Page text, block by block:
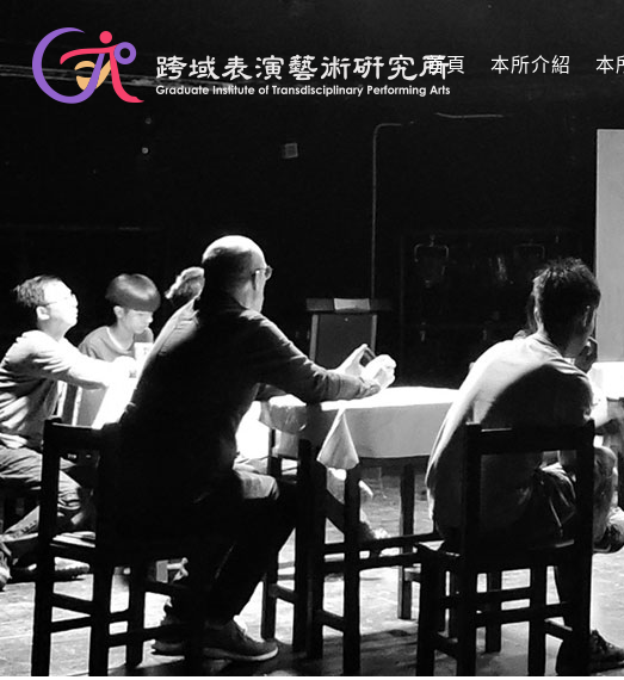
首頁 本所介紹 本